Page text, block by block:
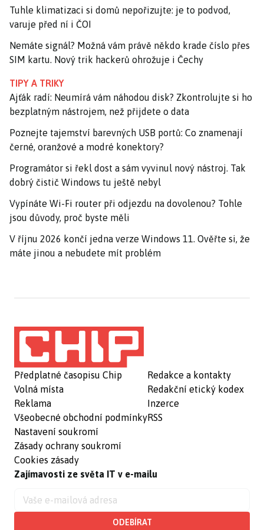
Tuhle klimatizaci si domů nepořizujte: je to podvod,
varuje před ní i ČOI
Nemáte signál? Možná vám právě někdo krade číslo přes
SIM kartu. Nový trik hackerů ohrožuje i Čechy
TIPY A TRIKY
Ajťák radí: Neumírá vám náhodou disk? Zkontrolujte si ho
bezplatným nástrojem, než přijdete o data
Poznejte tajemství barevných USB portů: Co znamenají
černé, oranžové a modré konektory?
Programátor si řekl dost a sám vyvinul nový nástroj. Tak
dobrý čistič Windows tu ještě nebyl
Vypínáte Wi-Fi router při odjezdu na dovolenou? Tohle
jsou důvody, proč byste měli
V říjnu 2026 končí jedna verze Windows 11. Ověřte si, že
máte jinou a nebudete mít problém
Předplatné časopisu Chip
Volná místa
Reklama
Všeobecné obchodní podmínky
Nastavení soukromí
Zásady ochrany soukromí
Cookies zásady
Redakce a kontakty
Redakční etický kodex
Inzerce
RSS
Zajímavosti ze světa IT v e-mailu
ODEBÍRAT